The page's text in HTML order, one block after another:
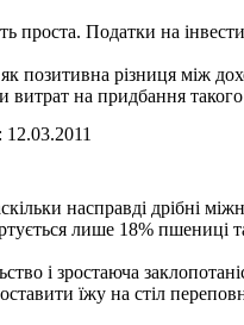
проста. Податки на
позитивна різниця між
витрат на придбання
12.03.2011
насправді дрібні
лише 18% пшениці
і зростаюча
їжу на стіл